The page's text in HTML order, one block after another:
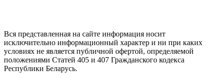
Вся представленная на сайте информация носит
исключительно информационный характер и ни при каких
условиях не является публичной офертой, определяемой
положениями Статей 405 и 407 Гражданского кодекса
Республики Беларусь.